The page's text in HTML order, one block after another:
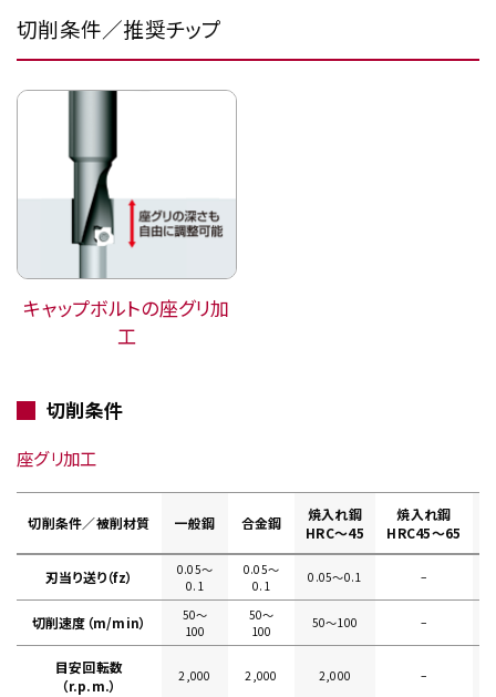
切削条件／推奨チップ
キャップボルトの座グリ加
工
切削条件
座グリ加工
切削条件／被削材質 一般鋼 合金鋼
焼入れ鋼
HRC～45
焼入れ鋼
HRC45～65
刃当り送り（fz）
0.05〜
0.1
0.05〜
0.1
0.05〜0.1 –
切削速度（m/min）
50〜
100
50〜
100
50〜100 –
目安回転数
（r.p.m.）
2,000 2,000 2,000 –